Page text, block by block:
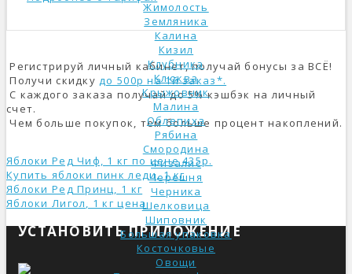
Жимолость
Земляника
Калина
Кизил
Клубника
Клюква
Крыжовник
Малина
Облепиха
Рябина
Смородина
Физалис
Черешня
Черника
Шелковица
Шиповник
Большая упаковка
Косточковые
Овощи
Регистрируй личный кабинет, получай бонусы за ВСЁ!
Получи скидкудо 500р на 1й заказ*.
С каждого заказа получай до 5% кэшбэк на личный
счет.
Чем больше покупок, тем больше процент накоплений.
Яблоки Ред Чиф, 1 кг по цене 435р.
Купить яблоки пинк леди, 1 кг
Яблоки Ред Принц, 1 кг
Яблоки Лигол, 1 кг ценa
УСТАНОВИТЬ ПРИЛОЖЕНИЕ